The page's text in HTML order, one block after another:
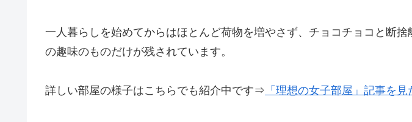
一人暮らしを始めてからはほとんど荷物を増やさず、チョコチョコと断
の趣味のものだけが残されています。
詳しい部屋の様子はこちらでも紹介中です⇒ 「理想の女子部屋」記事を